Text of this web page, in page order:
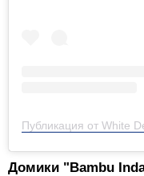
Домики "Bambu